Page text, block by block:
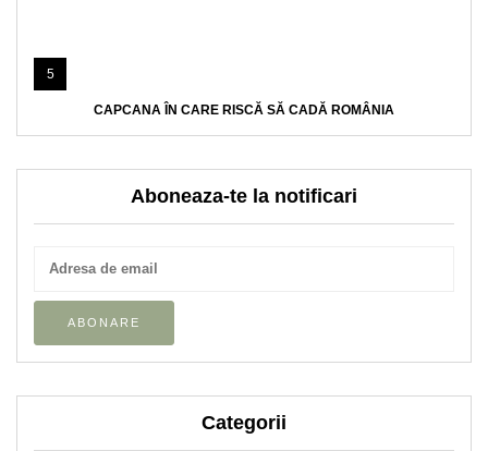
5
CAPCANA ÎN CARE RISCĂ SĂ CADĂ ROMÂNIA
Aboneaza-te la notificari
Categorii